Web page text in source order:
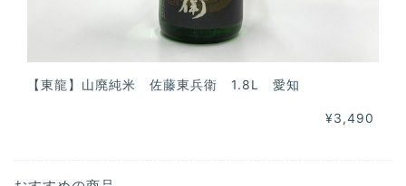
【東龍】山廃純米 佐藤東兵衛 1.8L 愛知
¥3,490